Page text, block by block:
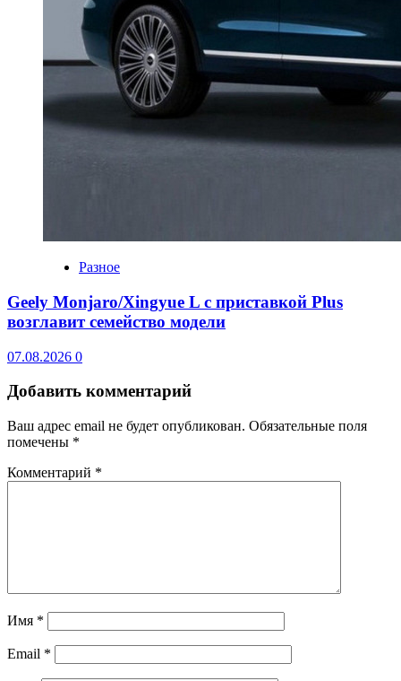
Разное
Geely Monjaro/Xingyue L с приставкой Plus
возглавит семейство модели
07.08.2026 0
Добавить комментарий
Ваш адрес email не будет опубликован. Обязательные поля
помечены *
Комментарий *
Имя *
Email *